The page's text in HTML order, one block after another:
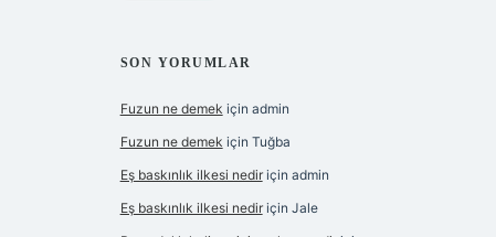
SON YORUMLAR
Fuzun ne demek için admin
Fuzun ne demek için Tuğba
Eş baskınlık ilkesi nediriçin admin
Eş baskınlık ilkesi nediriçin Jale